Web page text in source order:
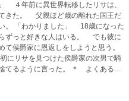
きた。 父親ほど歳の離れた国王だ
った
ずっと好きな人はいる。 でも彼に
て侯爵家に恩返しをしようと思う。
に言った。 ＊ よくある転
のお話なので飲み物片手にさくっと